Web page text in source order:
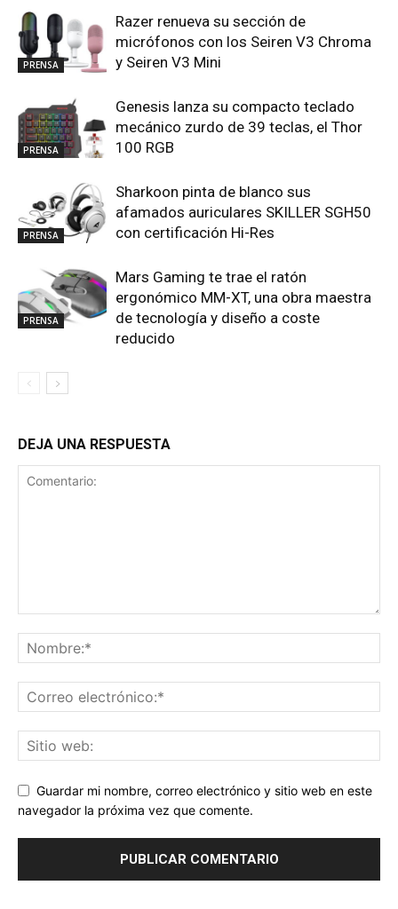
PRENSA
Razer renueva su sección de
micrófonos con los Seiren V3 Chroma
y Seiren V3 Mini
PRENSA
Genesis lanza su compacto teclado
mecánico zurdo de 39 teclas, el Thor
100 RGB
PRENSA
Sharkoon pinta de blanco sus
afamados auriculares SKILLER SGH50
con certificación Hi-Res
PRENSA
Mars Gaming te trae el ratón
ergonómico MM-XT, una obra maestra
de tecnología y diseño a coste
reducido
DEJA UNA RESPUESTA
Guardar mi nombre, correo electrónico y sitio web en este
navegador la próxima vez que comente.